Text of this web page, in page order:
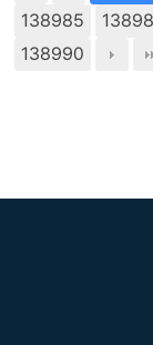
138985
138990